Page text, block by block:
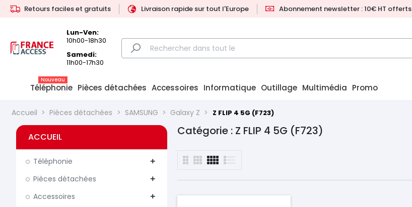
Retours faciles et gratuits Livraison rapide sur tout l'Europe Abonnement newsletter : 10€ HT offerts
Lun-Ven:
10h00-18h30
Samedi:
11h00-17h30
Téléphonie
Nouveau
Pièces détachées Accessoires Informatique Outillage Multimédia Promo
Accueil Pièces détachées SAMSUNG Galaxy Z Z FLIP 4 5G (F723)
ACCUEIL
Téléphonie add
Pièces détachées add
Accessoires add
Catégorie : Z FLIP 4 5G (F723)